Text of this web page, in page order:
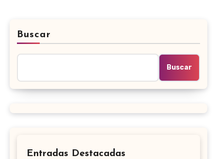
Buscar
Buscar
Entradas Destacadas